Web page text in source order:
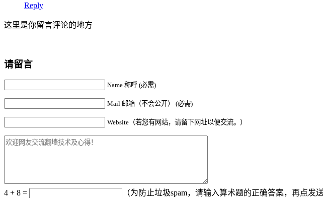
Reply
这里是你留言评论的地方
请留言
Name 称呼 (必需)
Mail 邮箱（不会公开） (必需)
Website（若您有网站，请留下网址以便交流。）
4 + 8 = （为防止垃圾spam，请输入算术题的正确答案，再点发